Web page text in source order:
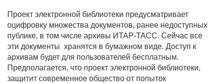
Проект электронной библиотеки предусматривает
оцифровку множества документов, ранее недоступных
публике, в том числе архивы ИТАР-ТАСС. Сейчас все
эти документы хранятся в бумажном виде. Доступ к
архивам будет для пользователей бесплатным.
Предполагается, что проект электронной библиотеки,
защитит современное общество от попыток